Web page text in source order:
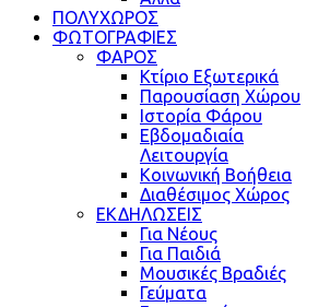
ΠΟΛΥΧΩΡΟΣ
ΦΩΤΟΓΡΑΦΙΕΣ
ΦΑΡΟΣ
Κτίριο Εξωτερικά
Παρουσίαση Χώρου
Ιστορία Φάρου
Εβδομαδιαία
Λειτουργία
Κοινωνική Βοήθεια
Διαθέσιμος Χώρος
ΕΚΔΗΛΩΣΕΙΣ
Για Νέους
Για Παιδιά
Μουσικές Βραδιές
Γεύματα